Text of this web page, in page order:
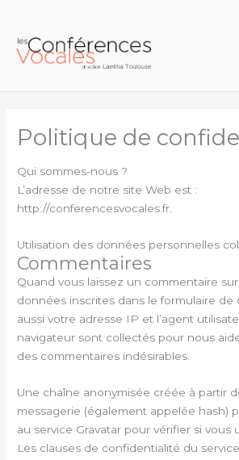
contenu
Politique de
Qui sommes-nous ?
L’adresse de notre site Web est :
http://conferencesvocales.fr.
Utilisation des données personnelles
Commentaires
Quand vous laissez un commentaire
données inscrites dans le formulaire de
aussi votre adresse IP et l’agent
navigateur sont collectés pour nous
des commentaires indésirables.
Une chaîne anonymisée créée à partir
messagerie (également appelée hash)
au service Gravatar pour vérifier si vous
Les clauses de confidentialité du